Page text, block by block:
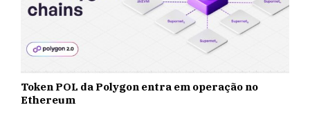
Token POL da Polygon entra em operação no
Ethereum